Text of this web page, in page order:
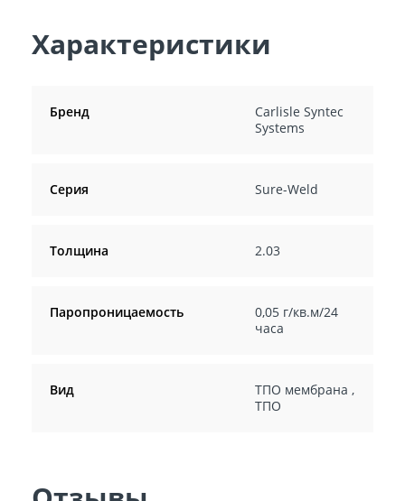
Характеристики
Бренд
Carlisle Syntec
Systems
Серия Sure-Weld
Толщина 2.03
Паропроницаемость
0,05 г/кв.м/24
часа
Вид ТПО мембрана ,
ТПО